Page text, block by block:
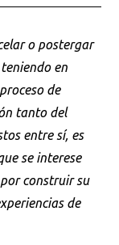
o postergar
en
de
tanto del
entre sí, es
se interese
construir su
de